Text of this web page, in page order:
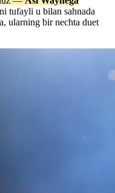
tufayli u bilan sahnada
ularning bir nechta duet